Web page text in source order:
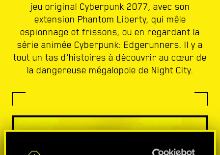
jeu original Cyberpunk 2077, avec son
extension Phantom Liberty, qui mêle
espionnage et frissons, ou en regardant la
série animée Cyberpunk: Edgerunners. Il y a
tout un tas d'histoires à découvrir au cœur de
la dangereuse mégalopole de Night City.